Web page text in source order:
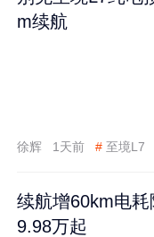
m续航
徐辉 1天前 # 至境L7
续航增60km电
9.98万起